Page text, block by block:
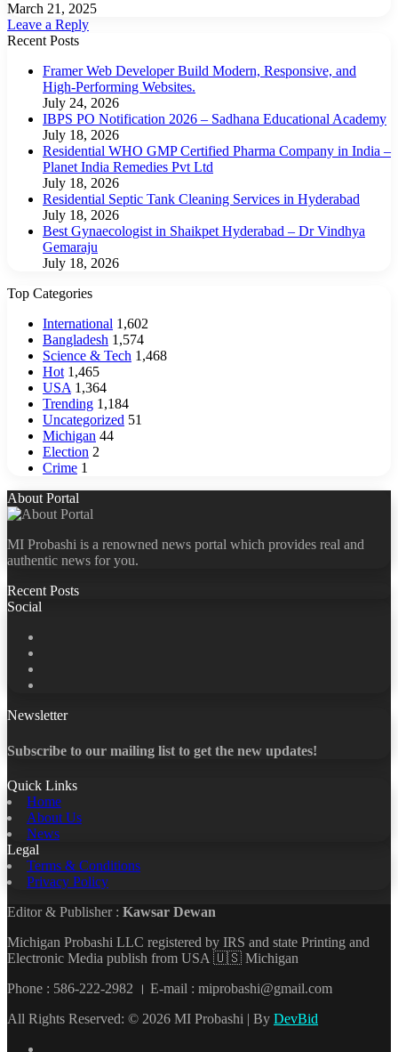
March 21, 2025
Leave a Reply
Recent Posts
Framer Web Developer Build Modern, Responsive, and
High-Performing Websites.
July 24, 2026
IBPS PO Notification 2026 – Sadhana Educational Academy
July 18, 2026
Residential WHO GMP Certified Pharma Company in India –
Planet India Remedies Pvt Ltd
July 18, 2026
Residential Septic Tank Cleaning Services in Hyderabad
July 18, 2026
Best Gynaecologist in Shaikpet Hyderabad – Dr Vindhya
Gemaraju
July 18, 2026
Top Categories
International 1,602
Bangladesh 1,574
Science & Tech 1,468
Hot 1,465
USA 1,364
Trending 1,184
Uncategorized 51
Michigan 44
Election 2
Crime 1
About Portal
MI Probashi is a renowned news portal which provides real and
authentic news for you.
Recent Posts
Social
Newsletter
Subscribe to our mailing list to get the new updates!
Quick Links
Home
About Us
News
Legal
Terms & Conditions
Privacy Policy
Editor & Publisher : Kawsar Dewan
Michigan Probashi LLC registered by IRS and state Printing and
Electronic Media publish from USA 🇺🇸 Michigan
Phone : 586-222-2982 । E-mail : miprobashi@gmail.com
All Rights Reserved: © 2026 MI Probashi | By DevBid